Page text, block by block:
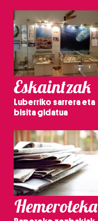
Eskaintzak
Luberriko sarrera eta
bisita gidatua
Hemeroteka